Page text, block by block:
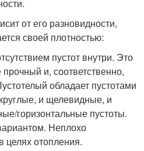
от его разновидности,
своей плотностью:
пустот внутри. Это
и, соответственно,
обладает пустотами
и щелевидные, и
горизонтальные пустоты.
Неплохо
целях отопления.